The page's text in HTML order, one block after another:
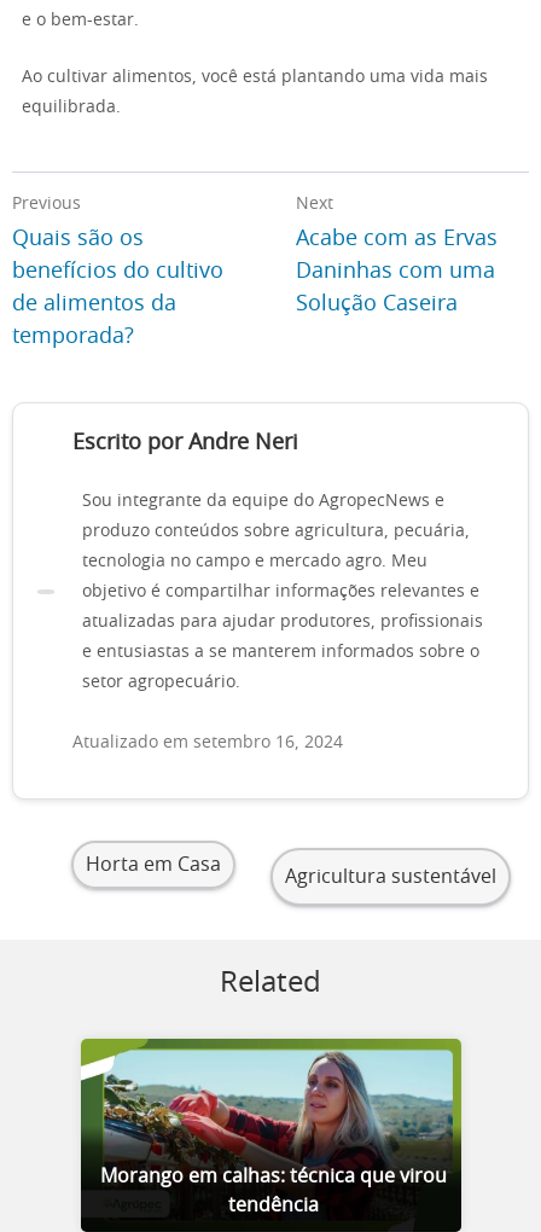
e o bem-estar.
Ao cultivar alimentos, você está plantando uma vida mais
equilibrada.
Previous
Quais são os
benefícios do cultivo
de alimentos da
temporada?
Next
Acabe com as Ervas
Daninhas com uma
Solução Caseira
Escrito por Andre Neri
Sou integrante da equipe do AgropecNews e
produzo conteúdos sobre agricultura, pecuária,
tecnologia no campo e mercado agro. Meu
objetivo é compartilhar informações relevantes e
atualizadas para ajudar produtores, profissionais
e entusiastas a se manterem informados sobre o
setor agropecuário.
Atualizado em setembro 16, 2024
Horta em Casa
Agricultura sustentável
Related
Morango em calhas: técnica que virou
tendência